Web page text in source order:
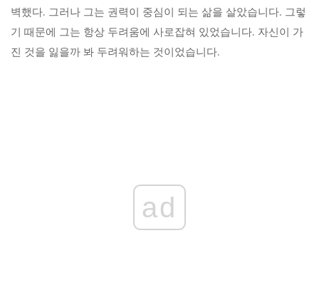
벽했다. 그러나 그는 권력이 중심이 되는 삶을 살았습니다. 그렇
기 때문에 그는 항상 두려움에 사로잡혀 있었습니다. 자신이 가
진 것을 잃을까 봐 두려워하는 것이었습니다.
ad